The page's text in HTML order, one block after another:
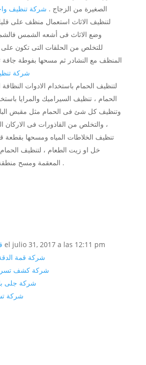
الصغيرة من الزجاج . شركة تنظيف
لتنظيف الاثاث استعمال منظف على
وضع الاثاث فى أشعه الشمس
للتخلص من الحلقات التى تكون
المنظف مع النشادر ثم مسحها بفوطة جافة
شركة
لتنظيف الحمام باستخدام الادوات
الحمام ، تنظيف السيراميك والمرايا
وتنظيف كل شئ فى الحمام مثل مقبض
، والتخلص من القاذورات فى الاركان
تنظيف الخلاطات المياه ومسحها
خل او زيت الطعام ، لتنظيف الحمام
المعقمة ومسح منطقة الدش والمرحاض .
el julio 31, 2017 a las 12:11 pm
شركة قمة
شركة كشف
شركة جلى
شركة